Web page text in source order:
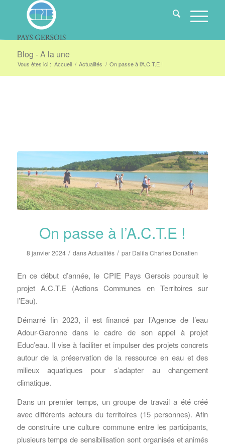
Blog - A la une
Vous êtes ici : Accueil / Actualités / On passe à l’A.C.T.E !
On passe à l’A.C.T.E !
8 janvier 2024 / dansActualités / par Dalila Charles Donatien
En ce début d’année, le CPIE Pays Gersois poursuit le
projet A.C.T.E (Actions Communes en Territoires sur
l’Eau).
Démarré fin 2023, il est financé par l’Agence de l’eau
Adour-Garonnedans le cadre de son appel à projet
Educ’eau. Il vise à faciliter et impulser des projets concrets
autour de la préservation de la ressource en eau et des
milieux aquatiques pour s’adapter au changement
climatique.
Dans un premier temps, un groupe de travail a été créé
avec différents acteurs du territoires (15 personnes). Afin
de construire une culture commune entre les participants,
plusieurs temps de sensibilisation sont organisés et animés